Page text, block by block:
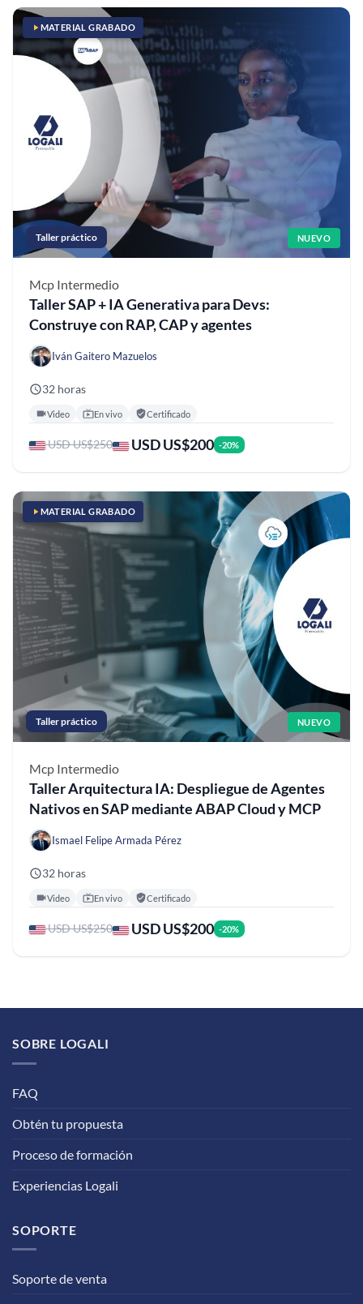
Taller práctico
MATERIAL GRABADO
NUEVO
Mcp Intermedio
Taller SAP + IA Generativa para Devs:
Construye con RAP, CAP y agentes
Iván Gaitero Mazuelos
32 horas
Video En vivo Certificado
USD US$250 USD US$200 -20%
Taller práctico
MATERIAL GRABADO
NUEVO
Mcp Intermedio
Taller Arquitectura IA: Despliegue de Agentes
Nativos en SAP mediante ABAP Cloud y MCP
Ismael Felipe Armada Pérez
32 horas
Video En vivo Certificado
USD US$250 USD US$200 -20%
SOBRE LOGALI
FAQ
Obtén tu propuesta
Proceso de formación
Experiencias Logali
SOPORTE
Soporte de venta